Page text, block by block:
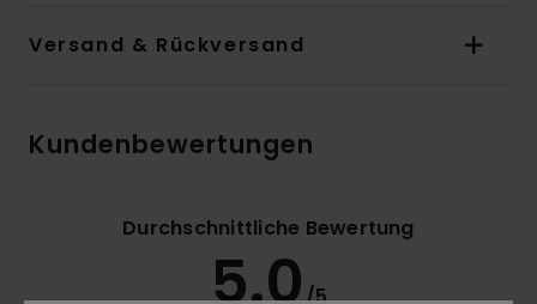
Versand & Rückversand
Kundenbewertungen
Durchschnittliche Bewertung
5.0/5